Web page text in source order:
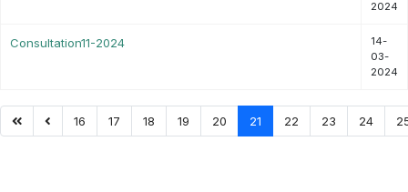
2024
Consultation11-2024
14-
03-
2024
16 17 18 19 20 21 22 23 24